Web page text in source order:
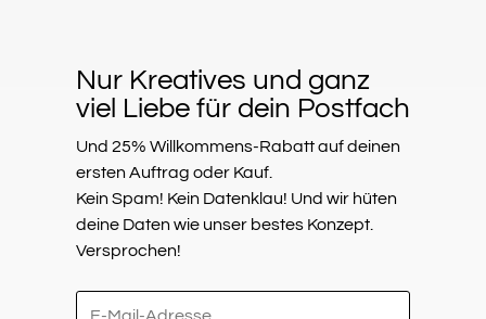
Nur Kreatives und ganz
viel Liebe für dein Postfach
Und 25% Willkommens-Rabatt auf deinen
ersten Auftrag oder Kauf.
Kein Spam! Kein Datenklau! Und wir hüten
deine Daten wie unser bestes Konzept.
Versprochen!